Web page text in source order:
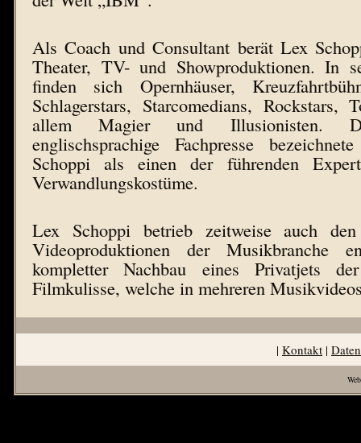
Als Coach und Consultant berät Lex
Theater, TV- und Showproduktionen. In
finden sich Opernhäuser,
Schlagerstars, Starcomedians, Rockstars,
allem Magier und Illusionisten.
englischsprachige Fachpresse
Schoppi als einen der führenden
Verwandlungskostüme.
Lex Schoppi betrieb zeitweise auch
Videoproduktionen der Musikbranche
kompletter Nachbau eines Privatjets
Filmkulisse, welche in mehreren
| Kontakt |